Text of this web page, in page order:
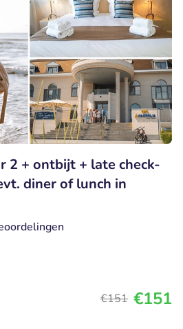
2 + ontbijt + late check-
diner of lunch in
€151 €151